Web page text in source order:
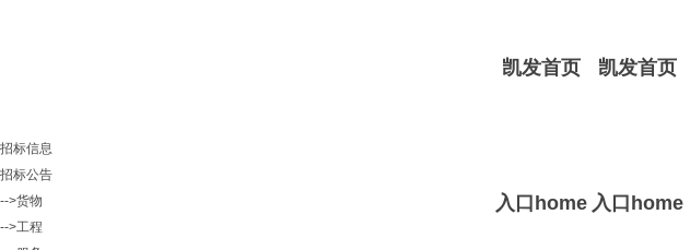
凯发首页
入口home
凯发首页
入口home
招标信息
招标公告
-->货物
-->工程